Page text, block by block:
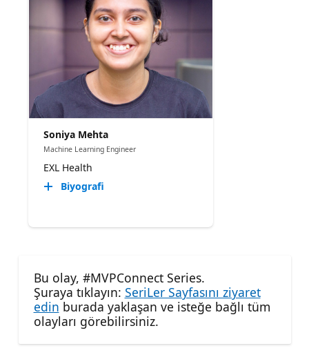
Soniya Mehta
Machine Learning Engineer
EXL Health
Biyografi
Bu olay, #MVPConnect Series.
Şuraya tıklayın: SeriLer Sayfasını ziyaret
edin burada yaklaşan ve isteğe bağlı tüm
olayları görebilirsiniz.